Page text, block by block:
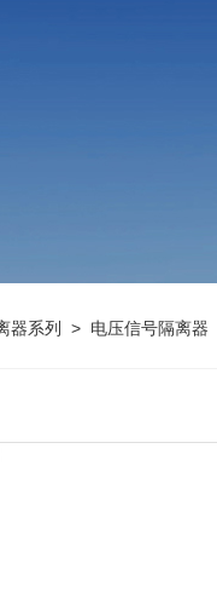
器系列 > 电压信号隔离器